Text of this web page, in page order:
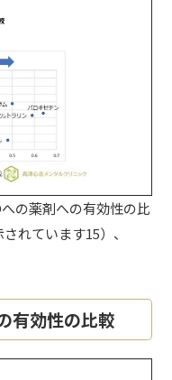
の薬剤への有効性の比
れています15）、
有効性の比較